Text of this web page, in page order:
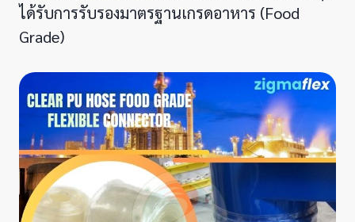
ได้รับการรับรองมาตรฐานเกรดอาหาร (Food
Grade)